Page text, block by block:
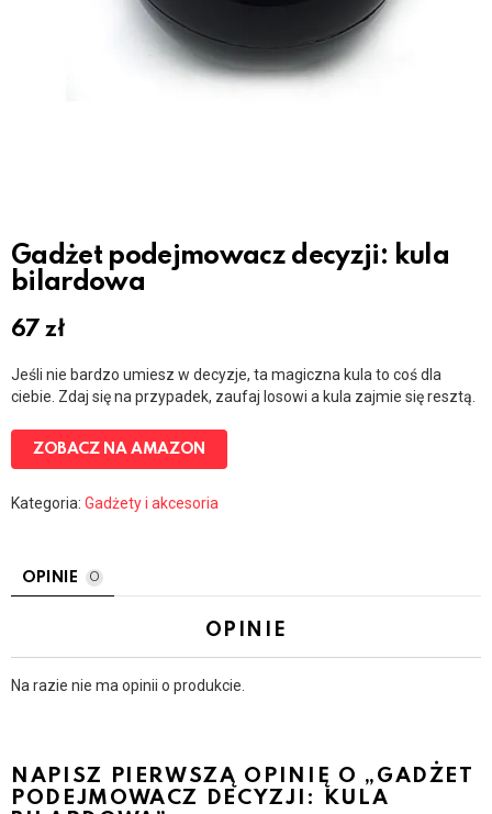
Gadżet podejmowacz decyzji: kula
bilardowa
67zł
Jeśli nie bardzo umiesz w decyzje, ta magiczna kula to coś dla
ciebie. Zdaj się na przypadek, zaufaj losowi a kula zajmie się resztą.
ZOBACZ NA AMAZON
Kategoria: Gadżety i akcesoria
OPINIE 0
OPINIE
Na razie nie ma opinii o produkcie.
NAPISZ PIERWSZĄ OPINIĘ O „GADŻET
PODEJMOWACZ DECYZJI: KULA